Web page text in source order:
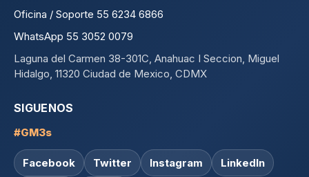
Oficina / Soporte 55 6234 6866
WhatsApp 55 3052 0079
Laguna del Carmen 38-301C, Anahuac I Seccion, Miguel
Hidalgo, 11320 Ciudad de Mexico, CDMX
SIGUENOS
#GM3s
Facebook Twitter Instagram LinkedIn